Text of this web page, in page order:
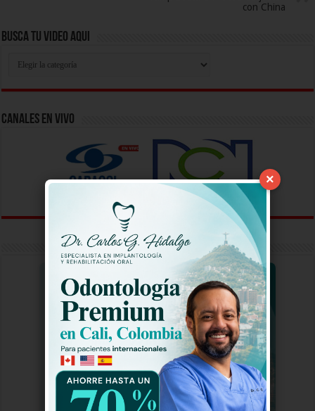
con China
Busca Tu Video Aqui
Aqui
Canales En Vivo
×